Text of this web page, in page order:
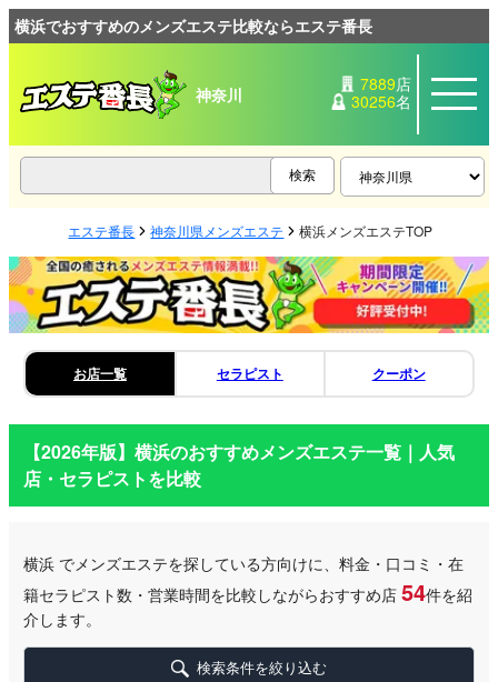
横浜でおすすめのメンズエステ比較ならエステ番長
神奈川 7889店
30256名
エステ番長 神奈川県メンズエステ 横浜メンズエステTOP
お店一覧 セラピスト クーポン
【2026年版】横浜のおすすめメンズエステ一覧｜人気
店・セラピストを比較
横浜 でメンズエステを探している方向けに、料金・口コミ・在
籍セラピスト数・営業時間を比較しながらおすすめ店54件を紹
介します。
検索条件を絞り込む